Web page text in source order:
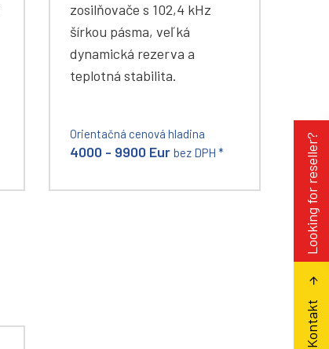
zosilňovače s 102,4 kHz
šírkou pásma, veľká
dynamická rezerva a
teplotná stabilita.
Orientačná cenová hladina
4000 - 9900 Eur bez DPH *
Kontakt
Looking for reseller?